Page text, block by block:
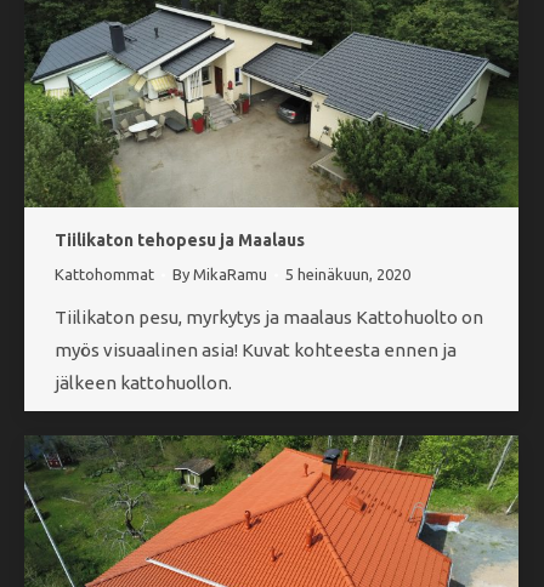
Tiilikaton tehopesu ja Maalaus
Kattohommat By MikaRamu 5 heinäkuun, 2020
Tiilikaton pesu, myrkytys ja maalaus Kattohuolto on
myös visuaalinen asia! Kuvat kohteesta ennen ja
jälkeen kattohuollon.